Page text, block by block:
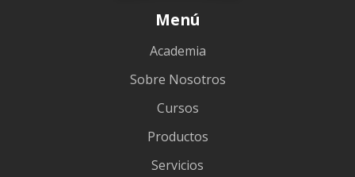
Menú
Academia
Sobre Nosotros
Cursos
Productos
Servicios